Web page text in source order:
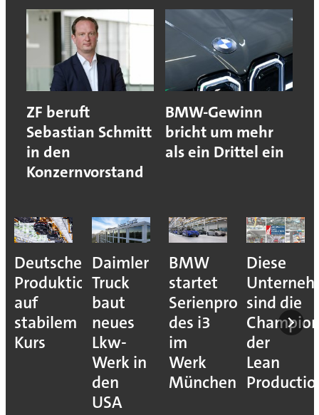
ZF beruft
Sebastian Schmitt
in den
Konzernvorstand
BMW-Gewinn
bricht um mehr
als ein Drittel ein
Deutsche
Produktion
auf
stabilem
Kurs
Daimler
Truck
baut
neues
Lkw-
Werk in
den
USA
BMW
startet
Serienproduktion
des i3
im
Werk
München
Diese
sind die
der
Lean